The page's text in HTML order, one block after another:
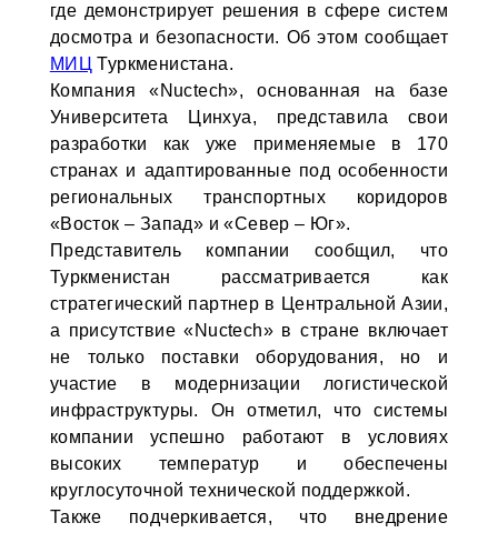
где демонстрирует решения в сфере систем
досмотра и безопасности. Об этом сообщает
МИЦ Туркменистана.
Компания «Nuctech», основанная на базе
Университета Цинхуа, представила свои
разработки как уже применяемые в 170
странах и адаптированные под особенности
региональных транспортных коридоров
«Восток – Запад» и «Север – Юг».
Представитель компании сообщил, что
Туркменистан рассматривается как
стратегический партнер в Центральной Азии,
а присутствие «Nuctech» в стране включает
не только поставки оборудования, но и
участие в модернизации логистической
инфраструктуры. Он отметил, что системы
компании успешно работают в условиях
высоких температур и обеспечены
круглосуточной технической поддержкой.
Также подчеркивается, что внедрение